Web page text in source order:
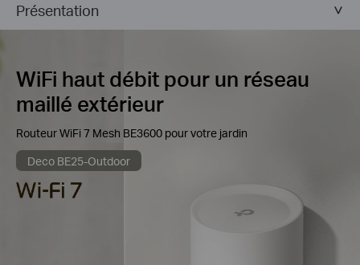
Présentation
WiFi haut débit pour un réseau
maillé extérieur
Routeur WiFi 7 Mesh BE3600 pour votre jardin
Deco BE25-Outdoor